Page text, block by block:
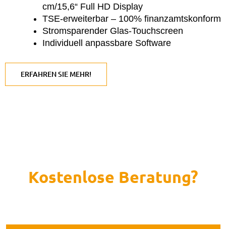
cm/15,6“ Full HD Display
TSE-erweiterbar – 100% finanzamtskonform
Stromsparender Glas-Touchscreen
Individuell anpassbare Software​
ERFAHREN SIE MEHR!
Kostenlose Beratung?